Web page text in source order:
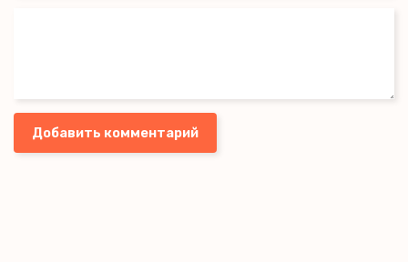
Добавить комментарий